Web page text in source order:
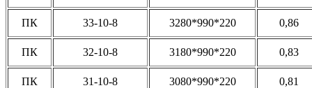
ПК 33-10-8 3280*990*220 0,86
ПК 32-10-8 3180*990*220 0,83
ПК 31-10-8 3080*990*220 0,81